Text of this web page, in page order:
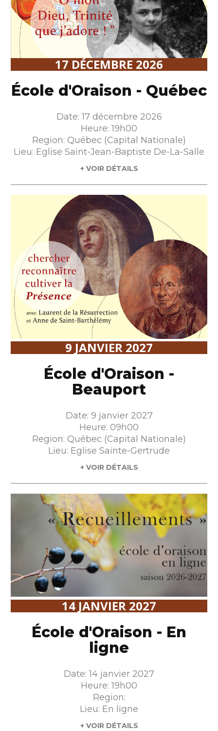
17 DÉCEMBRE 2026
École d'Oraison - Québec
Date: 17 décembre 2026
Heure: 19h00
Region: Québec (Capital Nationale)
Lieu: Eglise Saint-Jean-Baptiste De-La-Salle
+ VOIR DÉTAILS
9 JANVIER 2027
École d'Oraison -
Beauport
Date: 9 janvier 2027
Heure: 09h00
Region: Québec (Capital Nationale)
Lieu: Eglise Sainte-Gertrude
+ VOIR DÉTAILS
14 JANVIER 2027
École d'Oraison - En
ligne
Date: 14 janvier 2027
Heure: 19h00
Region:
Lieu: En ligne
+ VOIR DÉTAILS